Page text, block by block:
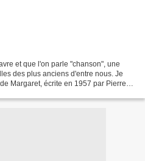
et que l'on parle "chanson", une
des plus anciens d'entre nous. Je
Margaret, écrite en 1957 par Pierre